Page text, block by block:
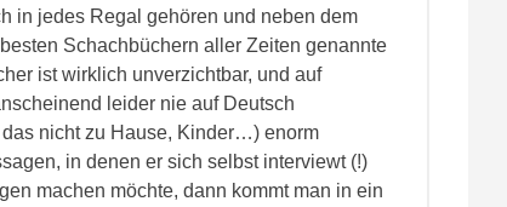
in jedes Regal gehören und neben dem
Schachbüchern aller Zeiten genannte
ist wirklich unverzichtbar, und auf
leider nie auf Deutsch
nicht zu Hause, Kinder…) enorm
in denen er sich selbst interviewt (!)
machen möchte, dann kommt man in ein